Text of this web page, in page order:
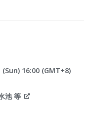
16:00 (GMT+8)
池 等